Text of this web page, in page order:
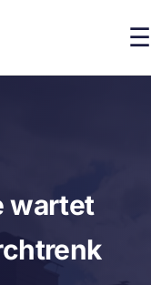
☰
wartet